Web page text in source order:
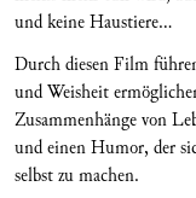
und keine Haustiere...
Durch diesen Film
und Weisheit
Zusammenhänge von
und einen Humor, der
selbst zu machen.